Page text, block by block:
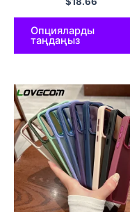
S22 S23 Ultra Plus үшін
Magasafe қатты
үшінОпцияларды
таңдаңыз